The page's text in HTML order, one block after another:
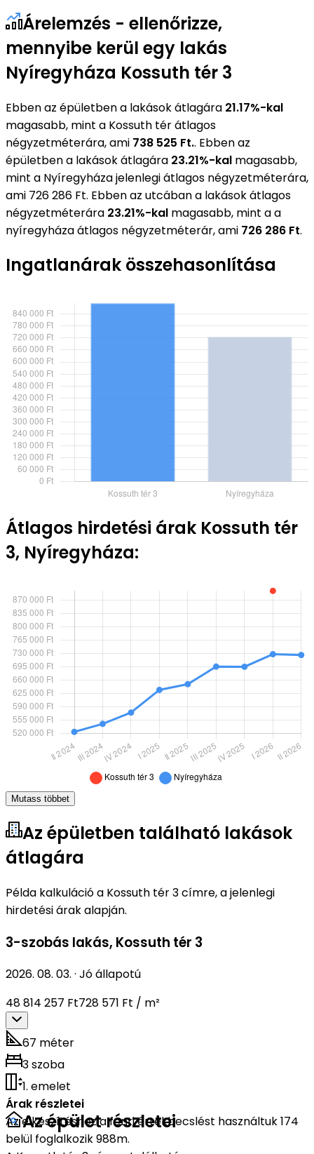
Árelemzés - ellenőrizze,
mennyibe kerül egy lakás
Nyíregyháza Kossuth tér 3
Ebben az épületben a lakások átlagára 21.17%-kal
magasabb, mint a Kossuth tér átlagos
négyzetméterára, ami 738 525 Ft.. Ebben az
épületben a lakások átlagára 23.21%-kal magasabb,
mint a Nyíregyháza jelenlegi átlagos négyzetméterára,
ami 726 286 Ft. Ebben az utcában a lakások átlagos
négyzetméterára 23.21%-kal magasabb, mint a a
nyíregyháza átlagos négyzetméterár, ami 726 286 Ft.
Ingatlanárak összehasonlítása
Átlagos hirdetési árak Kossuth tér
3, Nyíregyháza:
Mutass többet
Az épületben található lakások
átlagára
Példa kalkuláció a Kossuth tér 3 címre, a jelenlegi
hirdetési árak alapján.
3-szobás lakás, Kossuth tér 3
2026. 08. 03. · Jó állapotú
48 814 257 Ft728 571 Ft / m²
67 méter
3 szoba
1. emelet
Árak részletei
Az elkészítéshez a fenti értékbecslést használtuk 174
belül foglalkozik 988m.
Az épület részletei